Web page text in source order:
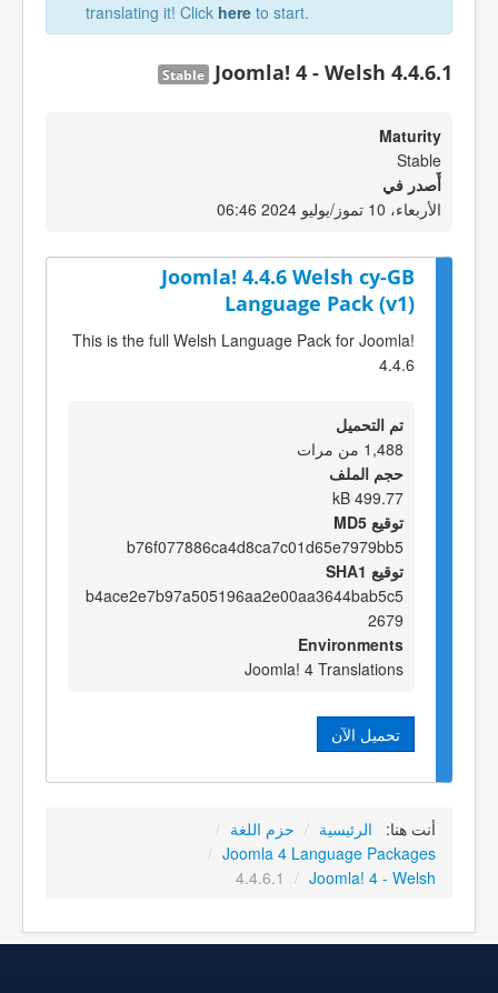
translating it! Click here to start.
Joomla! 4 - Welsh 4.4.6.1
Stable
Maturity
Stable
أٌصدر في
الأربعاء، 10 تموز/يوليو 2024 06:46
Joomla! 4.4.6 Welsh cy-GB
Language Pack (v1)
This is the full Welsh Language Pack for Joomla!
4.4.6
تم التحميل
1,488 من مرات
حجم الملف
499.77 kB
توقيع MD5
b76f077886ca4d8ca7c01d65e7979bb5
توقيع SHA1
b4ace2e7b97a505196aa2e00aa3644bab5c5
2679
Environments
Joomla! 4 Translations
تحميل الآن
أنت هنا: الرئيسية / حزم اللغة /
Joomla 4 Language Packages
/
Joomla! 4 - Welsh
/
4.4.6.1